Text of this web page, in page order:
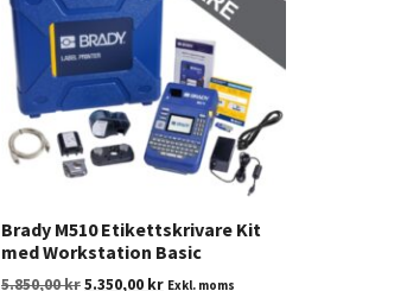
Brady M510 Etikettskrivare Kit
med Workstation Basic
5.850,00kr5.350,00 kr Exkl. moms